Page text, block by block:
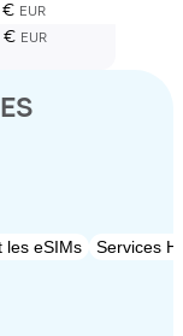
€ EUR
€ EUR
les eSIMs Services